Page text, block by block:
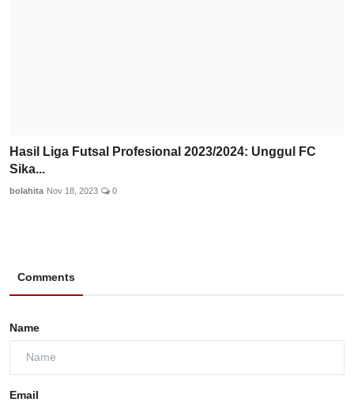
Hasil Liga Futsal Profesional 2023/2024: Unggul FC
Sika...
bolahita Nov 18, 2023 0
Comments
Name
Email